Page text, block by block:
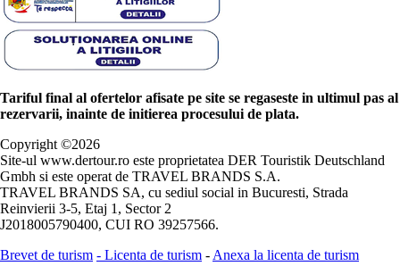
Tariful final al ofertelor afisate pe site se regaseste in ultimul pas al
rezervarii, inainte de initierea procesului de plata.
Copyright ©2026
Site-ul www.dertour.ro este proprietatea DER Touristik Deutschland
Gmbh si este operat de TRAVEL BRANDS S.A.
TRAVEL BRANDS SA, cu sediul social in Bucuresti, Strada
Reinvierii 3-5, Etaj 1, Sector 2
J2018005790400, CUI RO 39257566.
Brevet de turism - Licenta de turism - Anexa la licenta de turism